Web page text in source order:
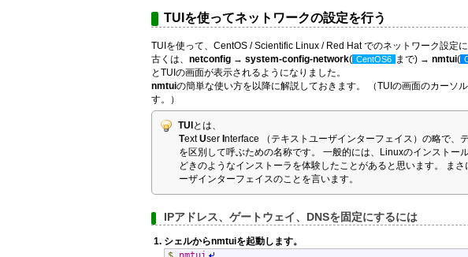
TUIを使ってネットワークの設定を行う
TUIを使って、CentOS / Scientific Linux / Red Hat でのネットワーク設定
古くは、 netconfig → system-config-network( CentOS6 まで) → nmtui(
とTUIの画面が表示されるようになりました。
nmtuiの簡単な使い方を以降に解説しておきます。 （TUIの画面のカーソル
す。）
TUI とは、
TextUser nterface （テキストユーザインターフェイス）の略で、
を区別して呼ぶための名称です。 一般的には、Linuxのインストー
どきのようなインストーラを体験したことがあると思います。 ま
ーザインターフェイスのことを言います。
IPアドレス、ゲートウェイ、DNSを固定にするには
シェルからnmtuiを起動します。